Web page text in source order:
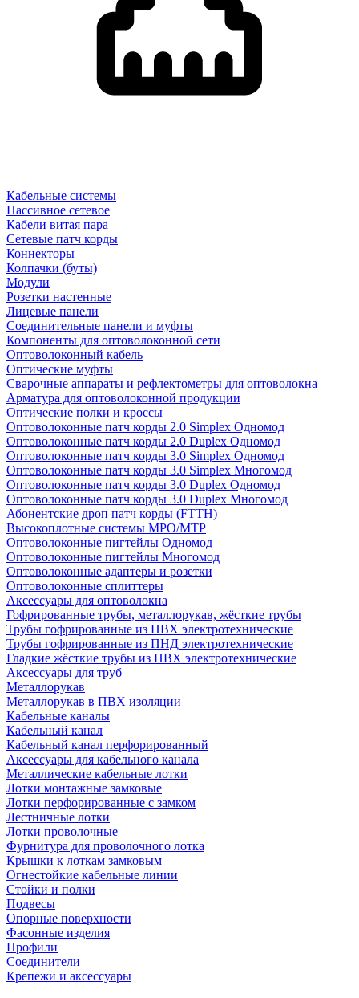
Кабельные системы
Пассивное сетевое
Кабели витая пара
Сетевые патч корды
Коннекторы
Колпачки (буты)
Модули
Розетки настенные
Лицевые панели
Соединительные панели и муфты
Компоненты для оптоволоконной сети
Оптоволоконный кабель
Оптические муфты
Сварочные аппараты и рефлектометры для оптоволокна
Арматура для оптоволоконной продукции
Оптические полки и кроссы
Оптоволоконные патч корды 2.0 Simplex Одномод
Оптоволоконные патч корды 2.0 Duplex Одномод
Оптоволоконные патч корды 3.0 Simplex Одномод
Оптоволоконные патч корды 3.0 Simplex Многомод
Оптоволоконные патч корды 3.0 Duplex Одномод
Оптоволоконные патч корды 3.0 Duplex Многомод
Абонентские дроп патч корды (FTTH)
Высокоплотные системы MPO/MTP
Оптоволоконные пигтейлы Одномод
Оптоволоконные пигтейлы Многомод
Оптоволоконные адаптеры и розетки
Оптоволоконные сплиттеры
Аксессуары для оптоволокна
Гофрированные трубы, металлорукав, жёсткие трубы
Трубы гофрированные из ПВХ электротехнические
Трубы гофрированные из ПНД электротехнические
Гладкие жёсткие трубы из ПВХ электротехнические
Аксессуары для труб
Металлорукав
Металлорукав в ПВХ изоляции
Кабельные каналы
Кабельный канал
Кабельный канал перфорированный
Аксессуары для кабельного канала
Металлические кабельные лотки
Лотки монтажные замковые
Лотки перфорированные с замком
Лестничные лотки
Лотки проволочные
Фурнитура для проволочного лотка
Крышки к лоткам замковым
Огнестойкие кабельные линии
Стойки и полки
Подвесы
Опорные поверхности
Фасонные изделия
Профили
Соединители
Крепежи и аксессуары